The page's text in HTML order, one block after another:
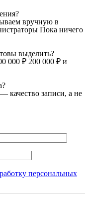
вручную в
Пока ничего
выделить?
000 ₽ 200 000 ₽ и
качество записи, а не
персональных